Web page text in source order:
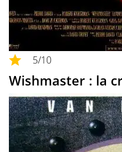
5/10
Wishmaster : la